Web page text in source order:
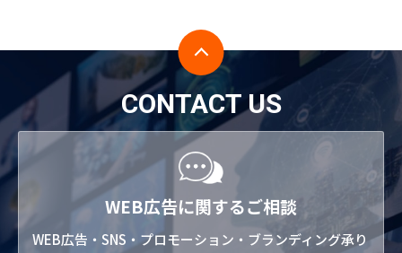
CONTACT US
WEB広告に関するご相談
WEB広告・SNS・プロモーション・ブランディング承り